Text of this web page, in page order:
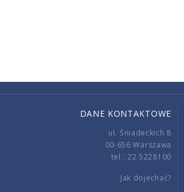
DANE KONTAKTOWE
ul. Śniadeckich 8
00-656 Warszawa
tel.: 22 5228100
Jak dojechać?